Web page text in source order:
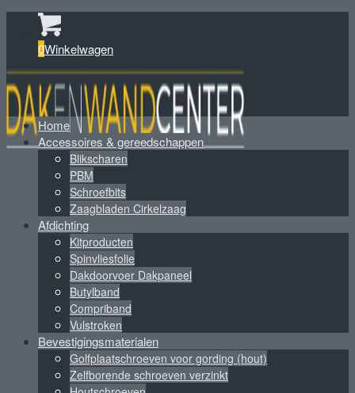
0Winkelwagen
Home
Accessoires & gereedschappen
Blikscharen
PBM
Schroefbits
Zaagbladen Cirkelzaag
Afdichting
Kitproducten
Spinvliesfolie
Dakdoorvoer Dakpaneel
Butylband
Compriband
Vulstroken
Bevestigingsmaterialen
Golfplaatschroeven voor gording (hout)
Zelfborende schroeven verzinkt